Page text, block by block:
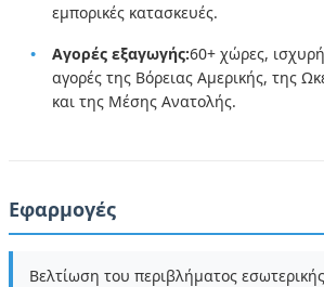
εμπορικές κατασκευές.
Αγορές εξαγωγής:60+ χώρες,
αγορές της Βόρειας Αμερικής, της
και της Μέσης Ανατολής.
Εφαρμογές
Βελτίωση του περιβλήματος